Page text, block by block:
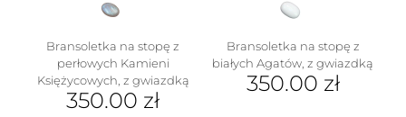
Bransoletka na stopę z
perłowych Kamieni
Księżycowych, z gwiazdką
350.00 zł
Bransoletka na stopę z
białych Agatów, z gwiazdką
350.00 zł